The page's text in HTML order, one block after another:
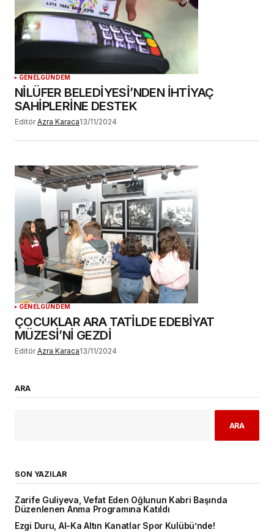
GENELGÜNDEM
NİLÜFER BELEDİYESİ’NDEN İHTİYAÇ
SAHİPLERİNE DESTEK
Editör Azra Karaca13/11/2024
GENELGÜNDEM
ÇOCUKLAR ARA TATİLDE EDEBİYAT
MÜZESİ’Nİ GEZDİ
Editör Azra Karaca13/11/2024
ARA
ARA
SON YAZILAR
Zarife Guliyeva, Vefat Eden Oğlunun Kabri Başında
Düzenlenen Anma Programına Katıldı
Ezgi Duru, Al-Ka Altın Kanatlar Spor Kulübü’nde!